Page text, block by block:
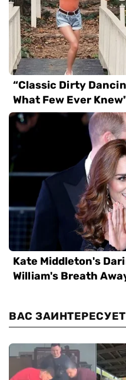
ВАС ЗАИНТЕРЕСУЕТ